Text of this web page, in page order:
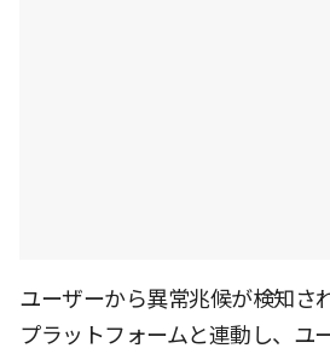
ユーザーから異常兆候が検知さ
プラットフォームと連動し、ユ